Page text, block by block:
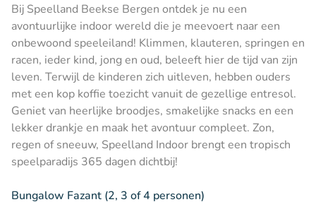
Bij Speelland Beekse Bergen ontdek je nu een
avontuurlijke indoor wereld die je meevoert naar een
onbewoond speeleiland! Klimmen, klauteren, springen en
racen, ieder kind, jong en oud, beleeft hier de tijd van zijn
leven. Terwijl de kinderen zich uitleven, hebben ouders
met een kop koffie toezicht vanuit de gezellige entresol.
Geniet van heerlijke broodjes, smakelijke snacks en een
lekker drankje en maak het avontuur compleet. Zon,
regen of sneeuw, Speelland Indoor brengt een tropisch
speelparadijs 365 dagen dichtbij!
Bungalow Fazant (2, 3 of 4 personen)